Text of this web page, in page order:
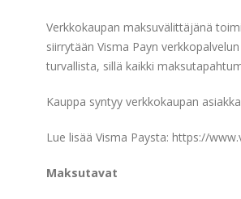
Verkkokaupan maksuvälittäjänä
siirrytään Visma Payn
turvallista, sillä kaikki
Kauppa syntyy verkkokaupan
Lue lisää Visma Paysta: https://
Maksutavat